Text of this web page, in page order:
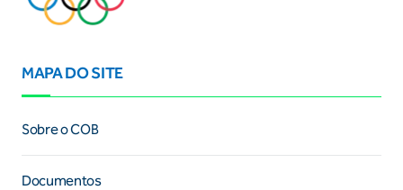
MAPA DO SITE
Sobre o COB
Documentos